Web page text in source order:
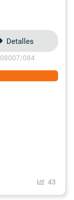
Detalles
084
43